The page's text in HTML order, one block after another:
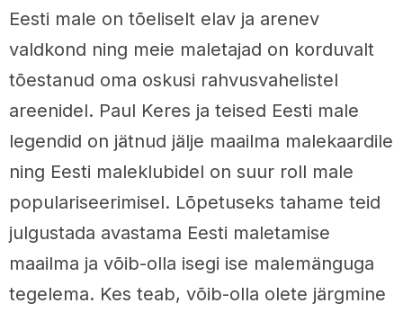
Eesti male on tõeliselt elav ja arenev
valdkond ning meie maletajad on korduvalt
tõestanud oma oskusi rahvusvahelistel
areenidel. Paul Keres ja teised Eesti male
legendid on jätnud jälje maailma malekaardile
ning Eesti maleklubidel on suur roll male
populariseerimisel. Lõpetuseks tahame teid
julgustada avastama Eesti maletamise
maailma ja võib-olla isegi ise malemänguga
tegelema. Kes teab, võib-olla olete järgmine